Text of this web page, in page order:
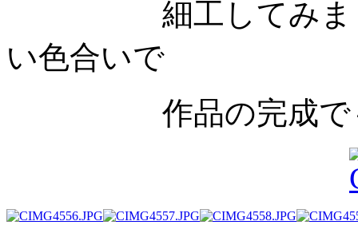
細工してみました
い色合いで
作品の完成で